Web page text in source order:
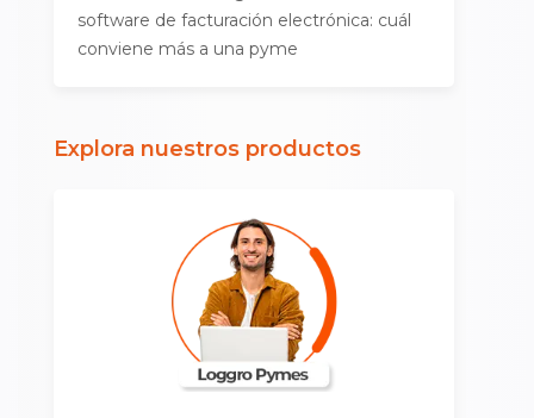
software de facturación electrónica: cuál
conviene más a una pyme
Explora nuestros productos